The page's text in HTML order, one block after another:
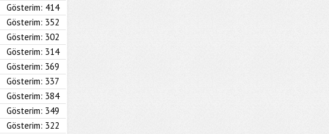
Gösterim: 414
Gösterim: 352
Gösterim: 302
Gösterim: 314
Gösterim: 369
Gösterim: 337
Gösterim: 384
Gösterim: 349
Gösterim: 322